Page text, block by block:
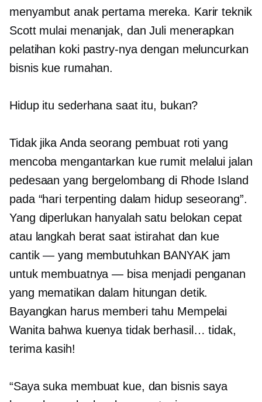
menyambut anak pertama mereka. Karir teknik
Scott mulai menanjak, dan Juli menerapkan
pelatihan koki pastry-nya dengan meluncurkan
bisnis kue rumahan.
Hidup itu sederhana saat itu, bukan?
Tidak jika Anda seorang pembuat roti yang
mencoba mengantarkan kue rumit melalui jalan
pedesaan yang bergelombang di Rhode Island
pada “hari terpenting dalam hidup seseorang”.
Yang diperlukan hanyalah satu belokan cepat
atau langkah berat saat istirahat dan kue
cantik — yang membutuhkan BANYAK jam
untuk membuatnya — bisa menjadi penganan
yang mematikan dalam hitungan detik.
Bayangkan harus memberi tahu Mempelai
Wanita bahwa kuenya tidak berhasil… tidak,
terima kasih!
“Saya suka membuat kue, dan bisnis saya